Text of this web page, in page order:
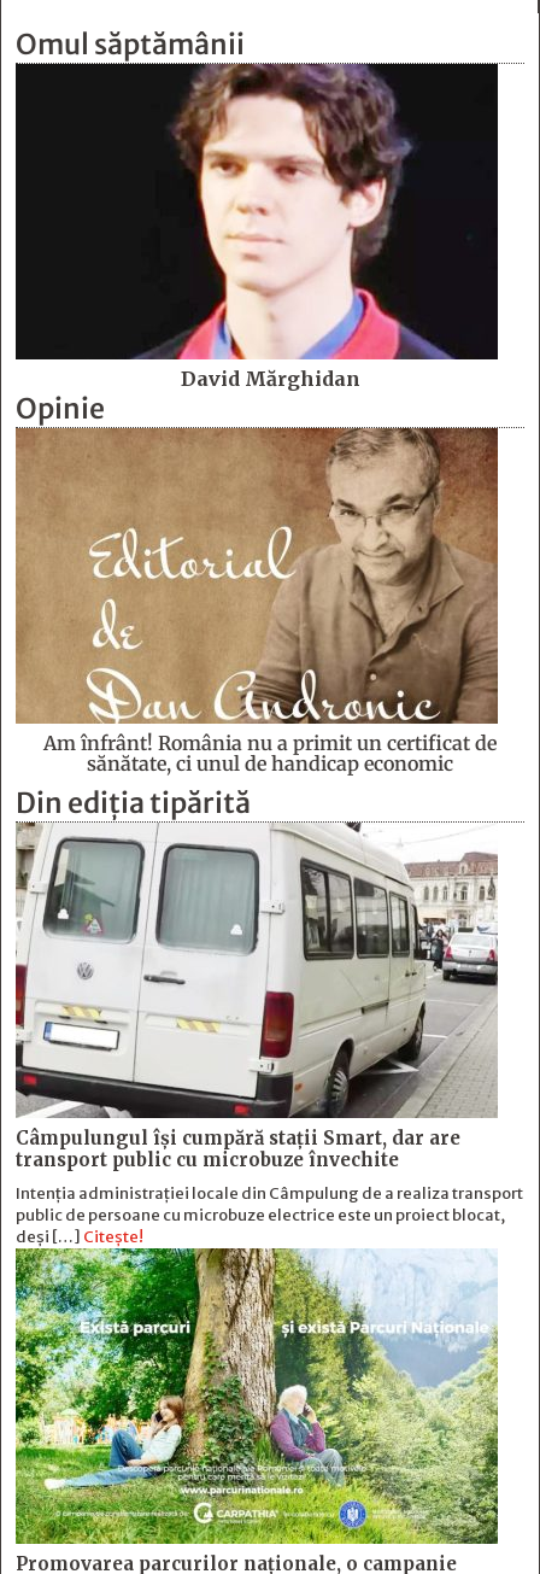
Omul săptămânii
David Mărghidan
Opinie
Am înfrânt! România nu a primit un certificat de
sănătate, ci unul de handicap economic
Din ediția tipărită
Câmpulungul îşi cumpără staţii Smart, dar are
transport public cu microbuze învechite
Intenția administrației locale din Câmpulung de a realiza transport
public de persoane cu microbuze electrice este un proiect blocat,
deși […] Citește!
Promovarea parcurilor naționale, o campanie